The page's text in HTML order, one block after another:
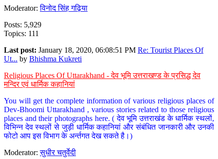
Moderator:विनोद सिंह गढ़िया
Posts: 5,929
Topics: 111
Last post: January 18, 2020, 06:08:51 PM Re: Tourist Places Of
Ut... by Bhishma Kukreti
Religious Places Of Uttarakhand - देव भूमि उत्तराखण्ड के प्रसिद्ध देव
मन्दिर एवं धार्मिक कहानियां
You will get the complete information of various religious places of
Dev-Bhoomi Uttarakhand , various stories related to those religious
places and their photographs here. ( देव भूमि उत्तराखंड के धार्मिक स्थलों,
विभिन्न देव स्थलों से जुड़ी धार्मिक कहानियां और संबंधित जानकारी और उनकी
फोटो आप इस विभाग के अर्न्तगत देख सकते है।)
Moderator:सुधीर चतुर्वेदी